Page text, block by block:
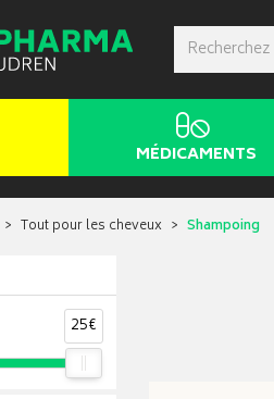
MÉDICAMENTS
Tout pour les cheveux Shampoing
25€